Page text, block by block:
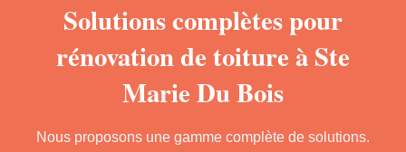
Solutions complètes pour
rénovation de toiture à Ste
Marie Du Bois
Nous proposons une gamme complète de solutions.